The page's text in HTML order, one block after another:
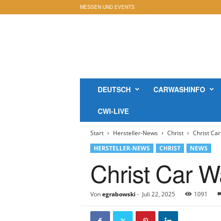
MESSEN UND EVENTS
DEUTSCH CARWASHINFO
CWI-LIVE
Start Hersteller-News Christ
Christ
HERSTELLER-NEWS
CHRIST NEWS
Christ Car
Von egrabowski - Juli 22, 2025 1091